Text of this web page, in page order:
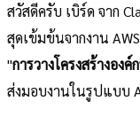
สวัสดีครับ เบิร์ด จาก
สุดเข้มข้นจากงาน
"การวางโครงสร้างอง
ส่งมอบงานในรูปแบบ